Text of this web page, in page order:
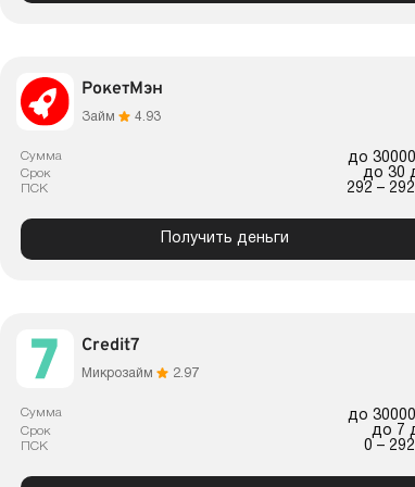
РокетМэн
Займ 4.93
Сумма до
Срок до 30
ПСК 292 –
Получить деньги
Credit7
Микрозайм 2.97
Сумма до
Срок до 7
ПСК 0 –